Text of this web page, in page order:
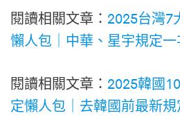
閱讀相關文章： 2025台灣7
懶人包｜中華、星宇規定一
閱讀相關文章： 2025韓國
定懶人包｜去韓國前最新規